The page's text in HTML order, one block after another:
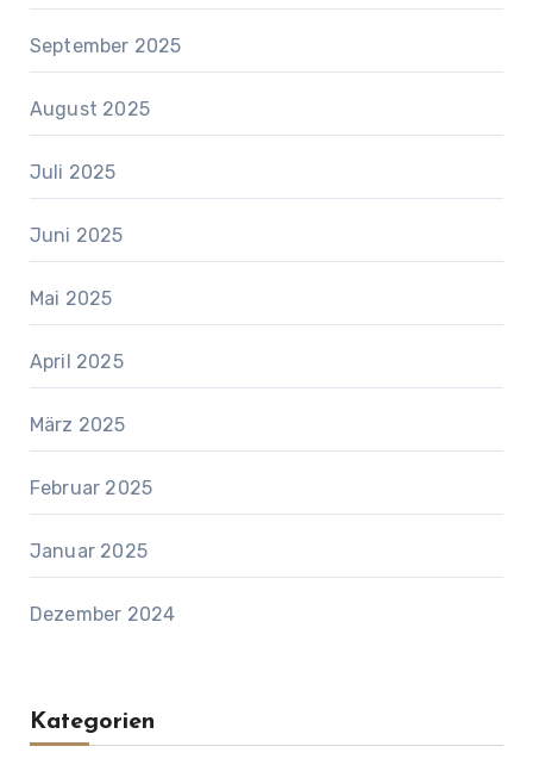
September 2025
August 2025
Juli 2025
Juni 2025
Mai 2025
April 2025
März 2025
Februar 2025
Januar 2025
Dezember 2024
Kategorien